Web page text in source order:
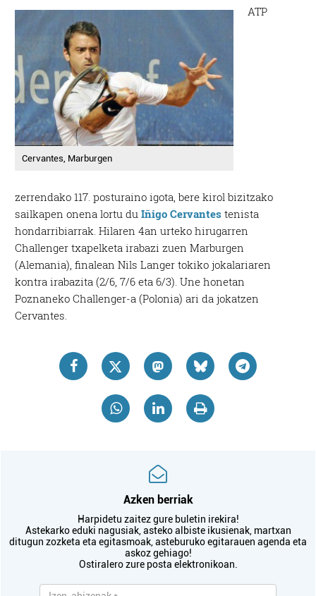
Cervantes, Marburgen
ATP
zerrendako 117. posturaino igota, bere kirol bizitzako
sailkapen onena lortu duIñigo Cervantes tenista
hondarribiarrak. Hilaren 4an urteko hirugarren
Challenger txapelketa irabazi zuen Marburgen
(Alemania), finalean Nils Langer tokiko jokalariaren
kontra irabazita (2/6, 7/6 eta 6/3). Une honetan
Poznaneko Challenger-a (Polonia) ari da jokatzen
Cervantes.
Azken berriak
Harpidetu zaitez gure buletin irekira!
Astekarko eduki nagusiak, asteko albiste ikusienak, martxan
ditugun zozketa eta egitasmoak, asteburuko egitarauen agenda eta
askoz gehiago!
Ostiralero zure posta elektronikoan.